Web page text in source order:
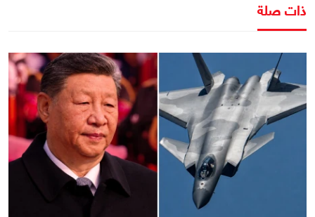
ذات صلة